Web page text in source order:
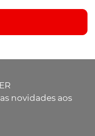
novidades aos